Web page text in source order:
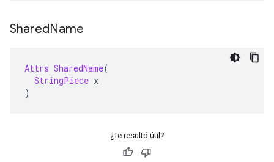
SharedName
Attrs SharedName(
StringPiece x
)
¿Te resultó útil?